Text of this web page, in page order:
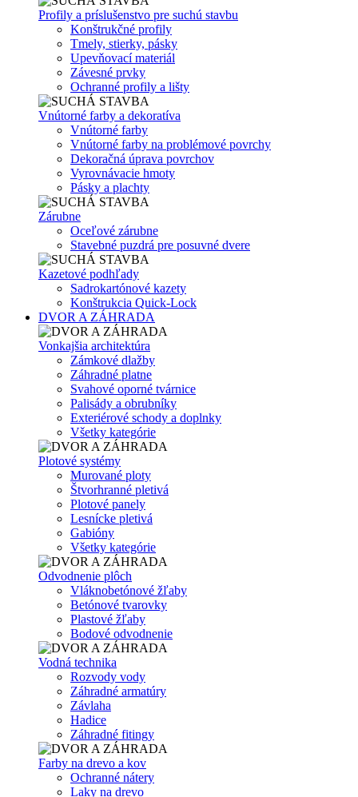
Profily a príslušenstvo pre suchú stavbu
Konštrukčné profily
Tmely, stierky, pásky
Upevňovací materiál
Závesné prvky
Ochranné profily a lišty
Vnútorné farby a dekoratíva
Vnútorné farby
Vnútorné farby na problémové povrchy
Dekoračná úprava povrchov
Vyrovnávacie hmoty
Pásky a plachty
Zárubne
Oceľové zárubne
Stavebné puzdrá pre posuvné dvere
Kazetové podhľady
Sadrokartónové kazety
Konštrukcia Quick-Lock
DVOR A ZÁHRADA
Vonkajšia architektúra
Zámkové dlažby
Záhradné platne
Svahové oporné tvárnice
Palisády a obrubníky
Exteriérové schody a doplnky
Všetky kategórie
Plotové systémy
Murované ploty
Štvorhranné pletivá
Plotové panely
Lesnícke pletivá
Gabióny
Všetky kategórie
Odvodnenie plôch
Vláknobetónové žľaby
Betónové tvarovky
Plastové žľaby
Bodové odvodnenie
Vodná technika
Rozvody vody
Záhradné armatúry
Závlaha
Hadice
Záhradné fitingy
Farby na drevo a kov
Ochranné nátery
Laky na drevo